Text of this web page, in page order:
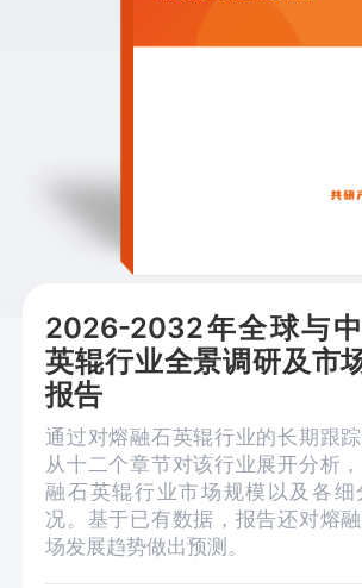
2026-2032年全球与
英辊行业全景调研及市
报告
通过对熔融石英辊行业的长期跟
从十二个章节对该行业展开分析
融石英辊行业市场规模以及各
况。基于已有数据，报告还对熔
场发展趋势做出预测。